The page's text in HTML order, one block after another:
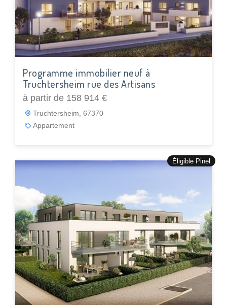
Programme immobilier neuf à
Truchtersheim rue des Artisans
à partir de 158 914 €
Truchtersheim, 67370
Appartement
Éligible Pinel